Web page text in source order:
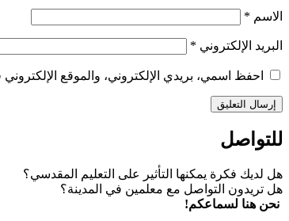
الاسم *
البريد الإلكتروني *
احفظ اسمي، بريدي الإلكتروني، والموقع
للتواصل
هل لديك فكرة يمكنها التأثير على التعليم المقدسي؟
هل تريدون التواصل مع معلمين في المدينة؟
نحن هنا لسماعكم!